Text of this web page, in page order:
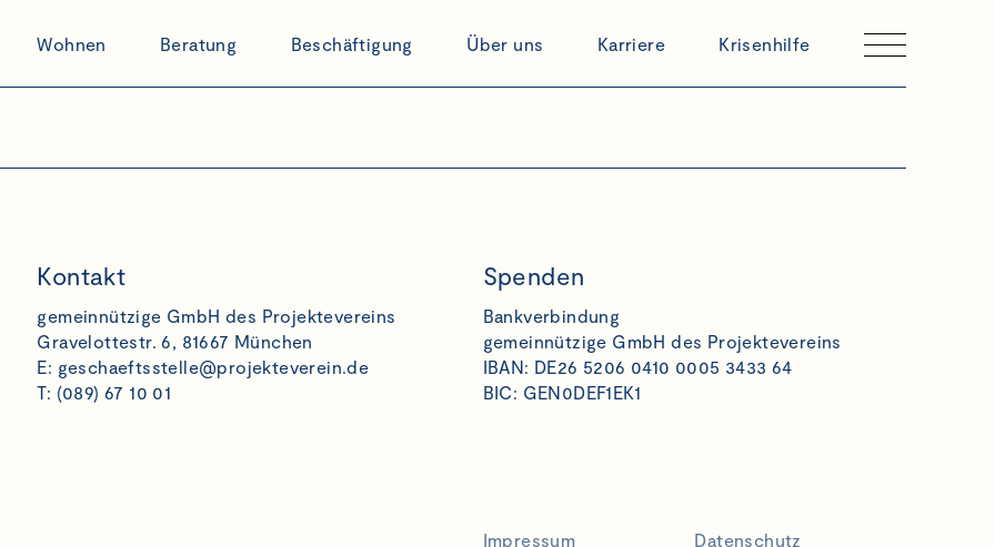
Wohnen Beratung Beschäftigung Über uns Karriere Krisenhilfe
Kontakt
gemeinnützige GmbH des Projektevereins
Gravelottestr. 6, 81667 München
E: geschaeftsstelle@projekteverein.de
T: (089) 67 10 01
Spenden
Bankverbindung
gemeinnützige GmbH des Projektevereins
IBAN: DE26 5206 0410 0005 3433 64
BIC: GEN0DEF1EK1
Impressum Datenschutz